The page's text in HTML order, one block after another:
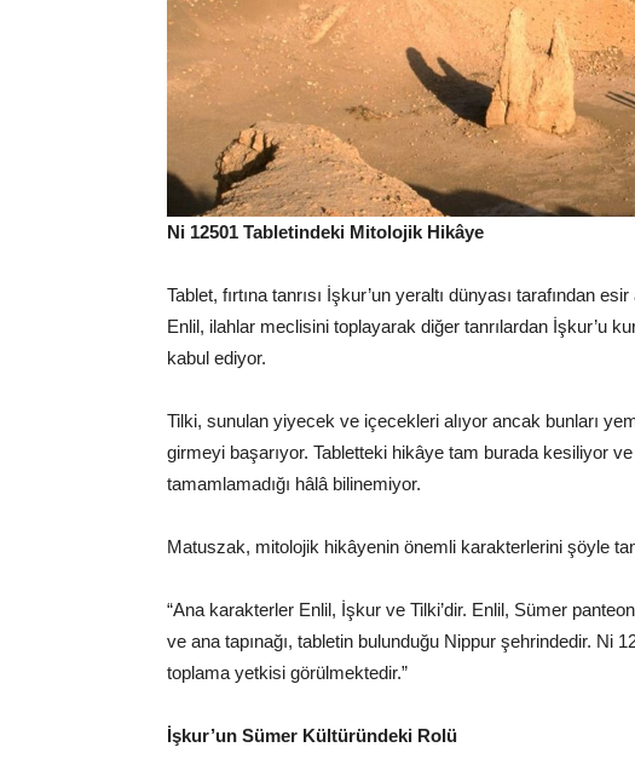
Ni 12501 Tabletindeki Mitolojik Hikâye
Tablet, fırtına tanrısı İşkur’un yeraltı dünyası tarafından
Enlil, ilahlar meclisini toplayarak diğer tanrılardan İşkur’u
kabul ediyor.
Tilki, sunulan yiyecek ve içecekleri alıyor ancak bunları
girmeyi başarıyor. Tabletteki hikâye tam burada kesiliyor
tamamlamadığı hâlâ bilinemiyor.
Matuszak, mitolojik hikâyenin önemli karakterlerini şöyle
“Ana karakterler Enlil, İşkur ve Tilki’dir. Enlil, Sümer
ve ana tapınağı, tabletin bulunduğu Nippur şehrindedir. Ni
toplama yetkisi görülmektedir.”
İşkur’un Sümer Kültüründeki Rolü